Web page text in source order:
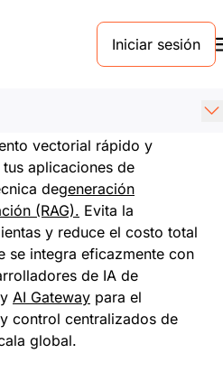
Iniciar sesión
vectorial rápido y
aplicaciones de
degeneración
(RAG). Evita la
y reduce el costo total
se integra eficazmente con
de IA de
y AI Gateway para el
control centralizados de
global.